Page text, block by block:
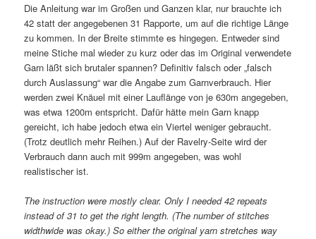
Die Anleitung war im Großen und Ganzen klar, nur brauchte ich
42 statt der angegebenen 31 Rapporte, um auf die richtige Länge
zu kommen. In der Breite stimmte es hingegen. Entweder sind
meine Stiche mal wieder zu kurz oder das im Original verwendete
Garn läßt sich brutaler spannen? Definitiv falsch oder „falsch
durch Auslassung“ war die Angabe zum Garnverbrauch. Hier
werden zwei Knäuel mit einer Lauflänge von je 630m angegeben,
was etwa 1200m entspricht. Dafür hätte mein Garn knapp
gereicht, ich habe jedoch etwa ein Viertel weniger gebraucht.
(Trotz deutlich mehr Reihen.) Auf der Ravelry-Seite wird der
Verbrauch dann auch mit 999m angegeben, was wohl
realistischer ist.
The instruction were mostly clear. Only I needed 42 repeats
instead of 31 to get the right length. (The number of stitches
widthwide was okay.) So either the original yarn stretches way